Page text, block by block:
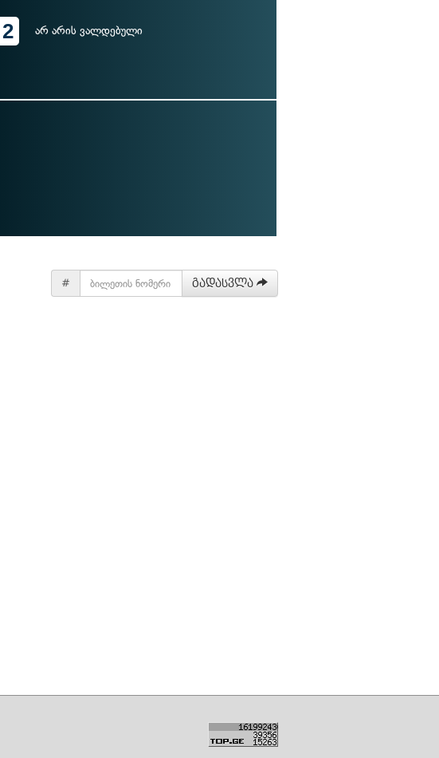
2 არ არის ვალდებული
# გადასვლა